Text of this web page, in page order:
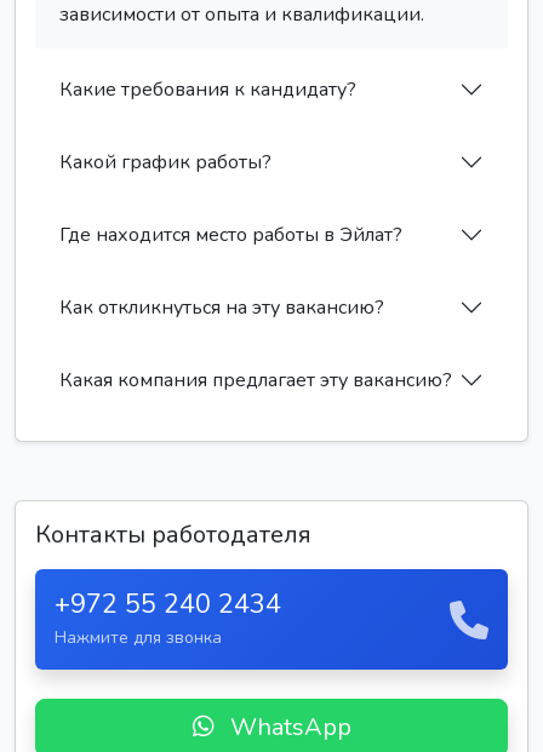
зависимости от опыта и квалификации.
Какие требования к кандидату?
Какой график работы?
Где находится место работы в Эйлат?
Как откликнуться на эту вакансию?
Какая компания предлагает эту вакансию?
Контакты работодателя
+972 55 240 2434
Нажмите для звонка
WhatsApp